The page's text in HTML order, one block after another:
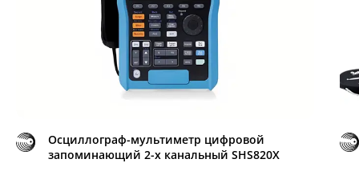
Осциллограф-мультиметр цифровой
запоминающий 2-х канальный SHS820X